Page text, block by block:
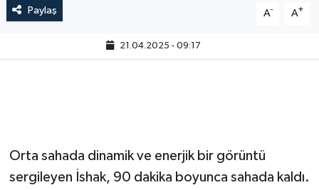
Paylaş A- A+
21.04.2025 - 09:17
Orta sahada dinamik ve enerjik bir görüntü
sergileyen İshak, 90 dakika boyunca sahada kaldı.